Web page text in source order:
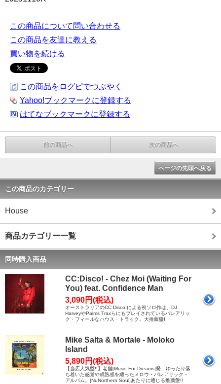
この商品について問い合わせる
この商品を友達に教える
買い物を続ける
この商品をログピでつぶやく
Yahoo!ブックマークに登録する
はてなブックマークに登録する
前の商品へ 次の商品へ
ページの先頭へ戻る
この商品のカテゴリー
House
商品カテゴリー一覧
同時購入商品
CC:Disco! - Chez Moi (Waiting For
You) feat. Confidence Man
3,090円(税込)
オーストラリアのCC:Disco!による初ソロ作は、DJ
HarveyやPalms Traxらにもプレイされているバレアリッ
ク・フィールなハウス・トラック。大推薦盤!!
Mike Salta & Mortale - Moloko
Island
5,890円(税込)
【当店人気盤!!】老舗[Music For Dreams]発、ゆったり落
ち着いた感覚や成熟感を纏ったメロウ・バレアリック・
アルバム。[NuNorthern Soul]あたりに通じる推薦盤!!